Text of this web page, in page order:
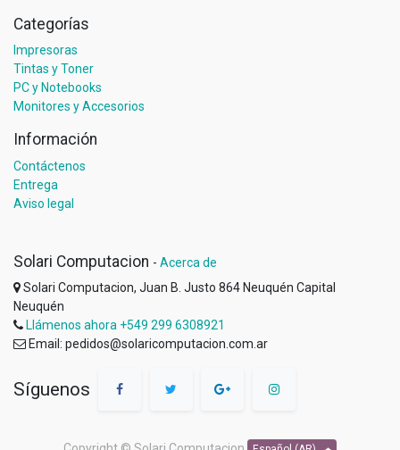
Categorías
Impresoras
Tintas y Toner
PC y Notebooks
Monitores y Accesorios
Información
Contáctenos
Entrega
Aviso legal
Solari Computacion - Acerca de
Solari Computacion, Juan B. Justo 864 Neuquén Capital
Neuquén
Llámenos ahora +549 299 6308921
Email: pedidos@solaricomputacion.com.ar
Síguenos